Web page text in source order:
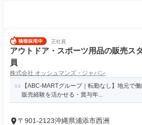
正社員
アウトドア・スポーツ用品の販売ス
員
株式会社 オッシュマンズ・ジャパン
【ABC-MARTグループ｜転勤なし】地元で
販売経験を活かせる・賞与年...
〒901-2123沖縄県浦添市西洲